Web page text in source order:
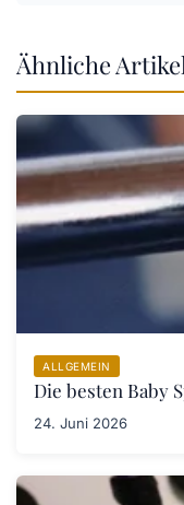
Ähnliche
ALLGEMEIN
Die besten Baby
24. Juni 2026